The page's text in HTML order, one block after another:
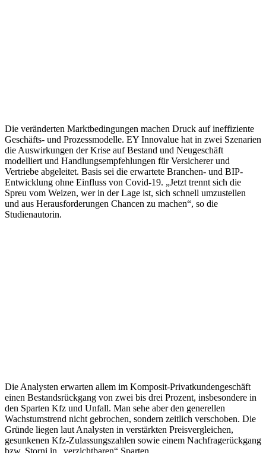
Die veränderten Marktbedingungen machen Druck auf ineffiziente
Geschäfts- und Prozessmodelle. EY Innovalue hat in zwei Szenarien
die Auswirkungen der Krise auf Bestand und Neugeschäft
modelliert und Handlungsempfehlungen für Versicherer und
Vertriebe abgeleitet. Basis sei die erwartete Branchen- und BIP-
Entwicklung ohne Einfluss von Covid-19. „Jetzt trennt sich die
Spreu vom Weizen, wer in der Lage ist, sich schnell umzustellen
und aus Herausforderungen Chancen zu machen“, so die
Studienautorin.
Die Analysten erwarten allem im Komposit-Privatkundengeschäft
einen Bestandsrückgang von zwei bis drei Prozent, insbesondere in
den Sparten Kfz und Unfall. Man sehe aber den generellen
Wachstumstrend nicht gebrochen, sondern zeitlich verschoben. Die
Gründe liegen laut Analysten in verstärkten Preisvergleichen,
gesunkenen Kfz-Zulassungszahlen sowie einem Nachfragerückgang